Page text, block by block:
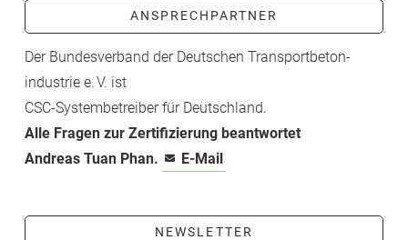
ANSPRECHPARTNER
Der Bundesverband der Deutschen Transport­beton­
industrie e. V. ist
CSC-­Systembetreiber für Deutschland.
Alle Fragen zur Zertifizierung beantwortet
Andreas Tuan Phan.
E-Mail
NEWSLETTER